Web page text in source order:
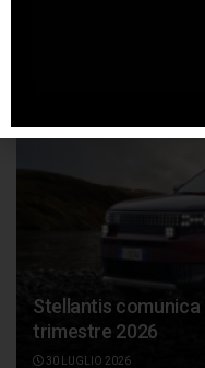
Stellantis
trimestre 2026
30 LUGLIO 2026